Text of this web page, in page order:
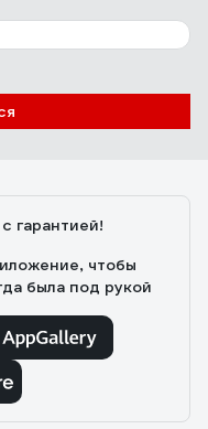
поскольку
и глаза устают.
BA3
24.06.2025
рубля!!! Мне
гарантией!
чтобы
была под рукой